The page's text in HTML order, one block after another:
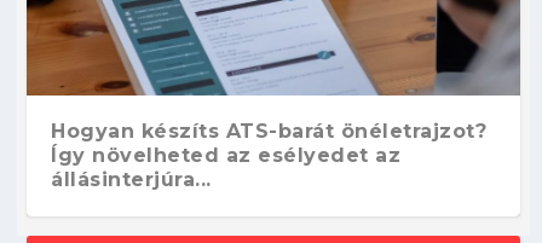
Hogyan készíts ATS-barát önéletrajzot?
Így növelheted az esélyedet az
állásinterjúra...